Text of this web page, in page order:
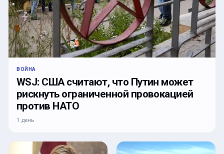
ВОЙНА
WSJ: США считают, что Путин может
рискнуть ограниченной провокацией
против НАТО
1 день